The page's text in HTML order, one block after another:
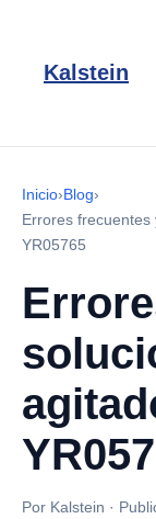
Kalstein
Inicio›Blog›
Errores
YR05765
Por Kalstein ·